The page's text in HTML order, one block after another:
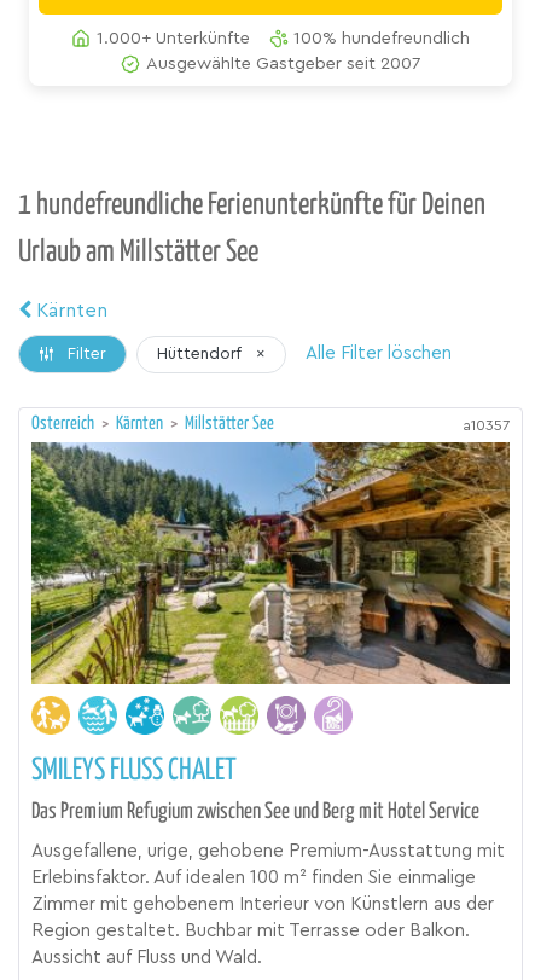
1.000+ Unterkünfte
100% hundefreundlich
Ausgewählte Gastgeber seit 2007
1 hundefreundliche Ferienunterkünfte für Deinen
Urlaub am Millstätter See
Kärnten
Filter Hüttendorf × Alle Filter löschen
Österreich > Kärnten > Millstätter See a10357
SMILEYS FLUSS CHALET
Das Premium Refugium zwischen See und Berg mit Hotel Service
Ausgefallene, urige, gehobene Premium-Ausstattung mit
Erlebinsfaktor. Auf idealen 100 m² finden Sie einmalige
Zimmer mit gehobenem Interieur von Künstlern aus der
Region gestaltet. Buchbar mit Terrasse oder Balkon.
Aussicht auf Fluss und Wald.